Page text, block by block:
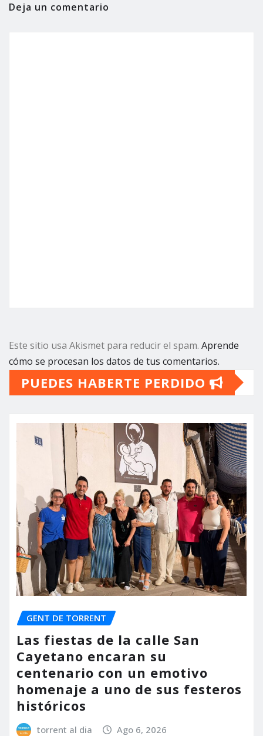
Deja un comentario
Este sitio usa Akismet para reducir el spam. Aprende
cómo se procesan los datos de tus comentarios.
PUEDES HABERTE PERDIDO
GENT DE TORRENT
Las fiestas de la calle San
Cayetano encaran su
centenario con un emotivo
homenaje a uno de sus festeros
históricos
torrent al dia Ago 6, 2026